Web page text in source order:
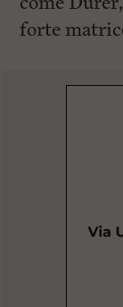
forte